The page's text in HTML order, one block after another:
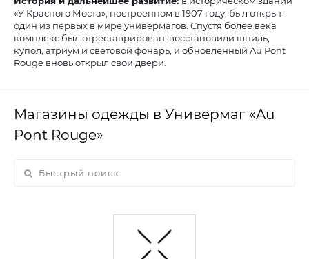
«У Красного Моста», построенном в 1907 году, был открыт
один из первых в мире универмагов. Спустя более века
комплекс был отреставрирован: восстановили шпиль,
купол, атриум и световой фонарь, и обновленный Au Pont
Rouge вновь открыл свои двери.
Магазины одежды в Универмаг «Au
Pont Rouge»